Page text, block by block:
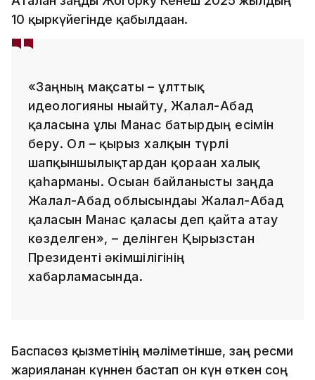
10 қыркүйегінде қабылдаған.
«Заңның мақсаты – ұлттық
идеологияны нығайту, Жалал-Абад
қаласына ұлы Манас батырдың есімін
беру. Ол – қырғыз халқын түрлі
шапқыншылықтардан қорғаған халық
қаһарманы. Осыған байланысты заңда
Жалал-Абад облысындағы Жалал-Абад
қаласын Манас қаласы деп қайта атау
көзделген», – делінген Қырғызстан
Президенті әкімшілігінің
хабарламасында.
Баспасөз қызметінің мәліметінше, заң ресми
жарияланған күннен бастап он күн өткен соң